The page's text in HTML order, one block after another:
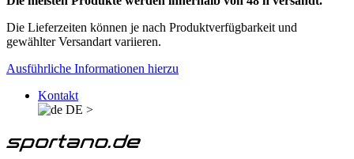
Die Lieferzeiten können je nach Produktverfügbarkeit und
gewählter Versandart variieren.
Ausführliche Informationen hierzu
Kontakt
DE >